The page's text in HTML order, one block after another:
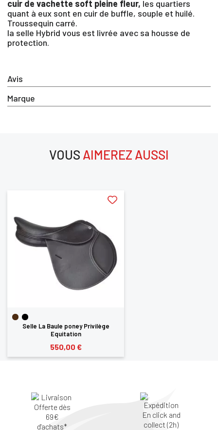
Avis
Marque
cuir de vachette soft pleine fleur, les quartiers
quant à eux sont en cuir de buffle, souple et huilé.
Troussequin carré.
la selle Hybrid vous est livrée avec sa housse de
protection.
VOUS AIMEREZ AUSSI
Selle La Baule poney Privilège
Equitation
550,00 €
Vous devez être connecté pour enregistrer des
produits dans votre liste d'envie
ANNULER SE